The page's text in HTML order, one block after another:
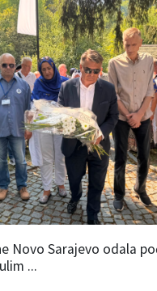
Novo Sarajevo odala
...